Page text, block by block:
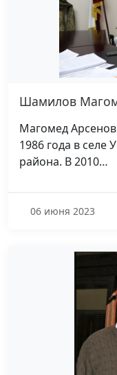
Шамилов
Магомед
1986 года в селе
района. В 2010…
06 июня 2023